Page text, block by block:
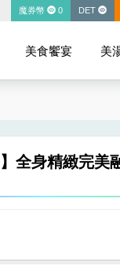
DET
魔券幣 0
美食饗宴 美
全身精緻完美